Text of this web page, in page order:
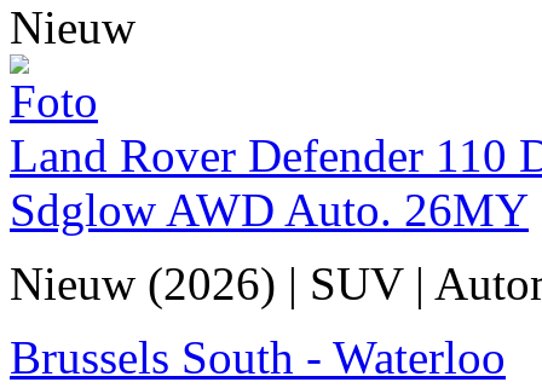
Nieuw
Land Rover Defender 110
Sdglow AWD Auto. 26MY
Nieuw (2026) | SUV|
Brussels South - Waterloo